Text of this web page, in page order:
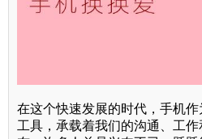
在这个快速发展的时代，手机
工具，承载着我们的沟通、工